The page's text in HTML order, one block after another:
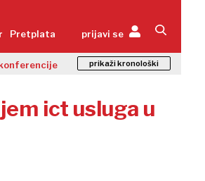
Pretplata prijavi se
prikaži kronološki
ict usluga u